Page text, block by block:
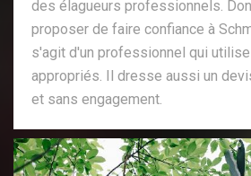
des élagueurs professionnels.
proposer de faire confiance à
s'agit d'un professionnel qui
appropriés. Il dresse aussi un
et sans engagement.